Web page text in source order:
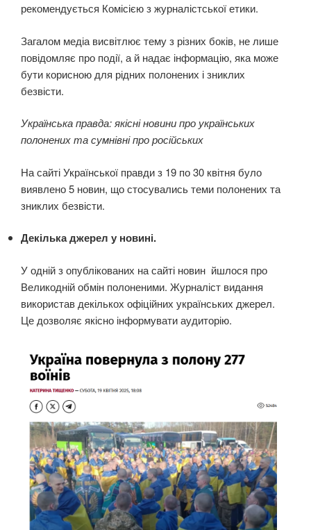
рекомендується Комісією з журналістської етики.
Загалом медіа висвітлює тему з різних боків, не лише
повідомляє про події, а й надає інформацію, яка може
бути корисною для рідних полонених і зниклих
безвісти.
Українська правда: якісні новини про українських
полонених та сумнівні про російських
На сайті Української правди з 19 по 30 квітня було
виявлено 5 новин, що стосувались теми полонених та
зниклих безвісти.
Декілька джерел у новині.
У одній з опублікованих на сайті новин йшлося про
Великодній обмін полоненими. Журналіст видання
використав декількох офіційних українських джерел.
Це дозволяє якісно інформувати аудиторію.